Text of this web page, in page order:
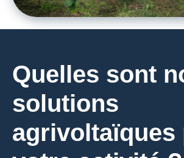
Quelles sont
solutions
agrivoltaïques